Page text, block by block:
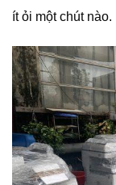
ít ỏi một chút nào.